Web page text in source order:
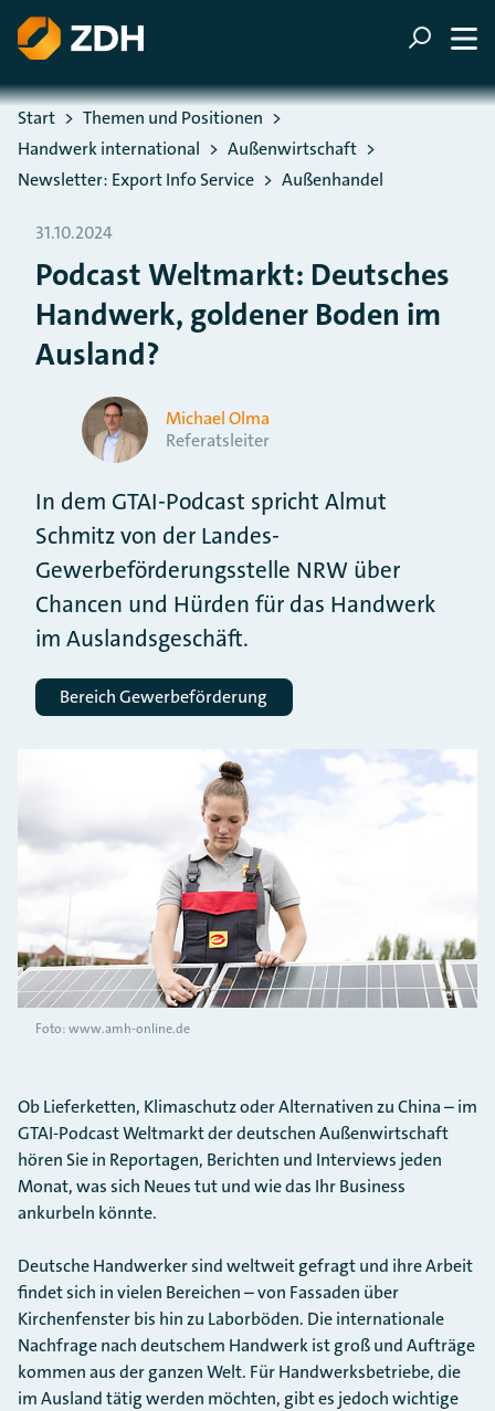
ZUM HAUPTINHALT SPRINGEN
ZUR SUCHE SPRINGEN
Sie befinden sich hier:
Start
Themen und Positionen
Handwerk international
Außenwirtschaft
Newsletter: Export Info Service
Außenhandel
31.10.2024
Podcast Weltmarkt: Deutsches
Handwerk, goldener Boden im
Ausland?
Michael Olma
Referatsleiter
In dem GTAI-Podcast spricht Almut
Schmitz von der Landes-
Gewerbeförderungsstelle NRW über
Chancen und Hürden für das Handwerk
im Auslandsgeschäft.
Bereich Gewerbeförderung
Foto: www.amh-online.de
Ob Lieferketten, Klimaschutz oder Alternativen zu China – im
GTAI-Podcast Weltmarkt der deutschen Außenwirtschaft
hören Sie in Reportagen, Berichten und Interviews jeden
Monat, was sich Neues tut und wie das Ihr Business
ankurbeln könnte.
Deutsche Handwerker sind weltweit gefragt und ihre Arbeit
findet sich in vielen Bereichen – von Fassaden über
Kirchenfenster bis hin zu Laborböden. Die internationale
Nachfrage nach deutschem Handwerk ist groß und Aufträge
kommen aus der ganzen Welt. Für Handwerksbetriebe, die
im Ausland tätig werden möchten, gibt es jedoch wichtige